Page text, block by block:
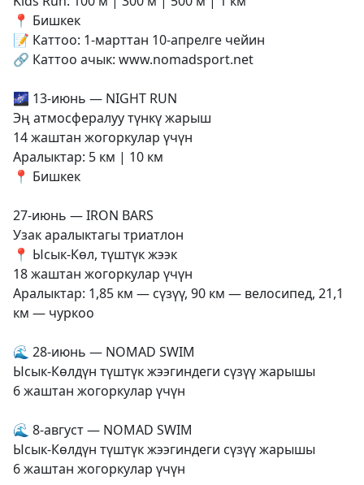
📍 Бишкек
📝 Каттоо: 1-марттан 10-апрелге чейин
🔗 Каттоо ачык: www.nomadsport.net
🌌 13-июнь — NIGHT RUN
Эң атмосфералуу түнкү жарыш
14 жаштан жогоркулар үчүн
Аралыктар: 5 км | 10 км
📍 Бишкек
27-июнь — IRON BARS
Узак аралыктагы триатлон
📍 Ысык-Көл, түштүк жээк
18 жаштан жогоркулар үчүн
Аралыктар: 1,85 км — сүзүү, 90 км — велосипед, 21,1
км — чуркоо
🌊 28-июнь — NOMAD SWIM
Ысык-Көлдүн түштүк жээгиндеги сүзүү жарышы
6 жаштан жогоркулар үчүн
🌊 8-август — NOMAD SWIM
Ысык-Көлдүн түштүк жээгиндеги сүзүү жарышы
6 жаштан жогоркулар үчүн